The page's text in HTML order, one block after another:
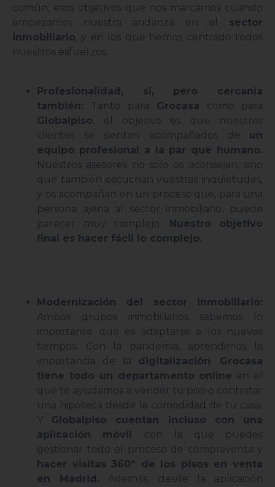
común, esos objetivos que nos marcamos cuando
empezamos nuestra andanza en el sector
inmobiliario, y en los que hemos centrado todos
nuestros esfuerzos:
Profesionalidad, sí, pero cercanía
también: Tanto para Grocasa como para
Globalpiso, el objetivo es que nuestros
clientes se sientan acompañados de un
equipo profesional a la par que humano.
Nuestros asesores no sólo os aconsejan, sino
que también escuchan vuestras inquietudes,
y os acompañan en un proceso que, para una
persona ajena al sector inmobiliario, puede
parecer muy complejo.
Nuestro objetivo
final es hacer fácil lo complejo.
Modernización del sector inmobiliario:
Ambos grupos inmobiliarios sabemos lo
importante que es adaptarse a los nuevos
tiempos. Con la pandemia, aprendimos la
importancia de la digitalización
Grocasa
tiene todo un departamento online en el
que te ayudamos a vender tu piso o contratar
una hipoteca desde la comodidad de tu casa.
Y Globalpiso cuentan incluso con una
aplicación móvil con la que puedes
gestionar todo el proceso de compraventa y
hacer visitas 360º de los pisos en venta
en Madrid. Además, desde la aplicación